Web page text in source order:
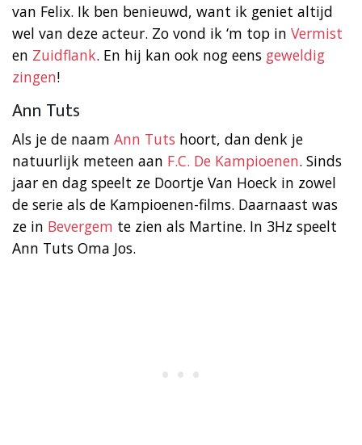
van Felix. Ik ben benieuwd, want ik geniet altijd
wel van deze acteur. Zo vond ik ‘m top in Vermist
en Zuidflank. En hij kan ook nog eens geweldig
zingen!
Ann Tuts
Als je de naam Ann Tuts hoort, dan denk je
natuurlijk meteen aan F.C. De Kampioenen. Sinds
jaar en dag speelt ze Doortje Van Hoeck in zowel
de serie als de Kampioenen-films. Daarnaast was
ze in Bevergem te zien als Martine. In 3Hz speelt
Ann Tuts Oma Jos.